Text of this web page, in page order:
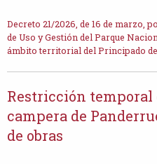
Decreto 21/2026, de 16 de marzo,
de Uso y Gestión del Parque
ámbito territorial del Principado
Restricción temporal
campera de
de obras